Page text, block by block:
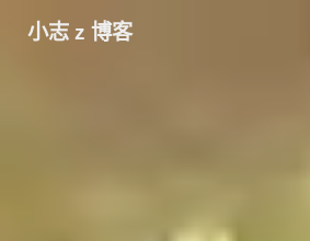
小志 z 博客